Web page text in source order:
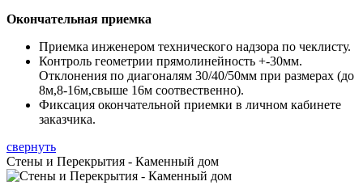
Окончательная приемка
Приемка инженером технического надзора по чеклисту.
Контроль геометрии прямолинейность +-30мм.
Отклонения по диагоналям 30/40/50мм при размерах (до
8м,8-16м,свыше 16м соотвественно).
Фиксация окончательной приемки в личном кабинете
заказчика.
свернуть
Стены и Перекрытия - Каменный дом